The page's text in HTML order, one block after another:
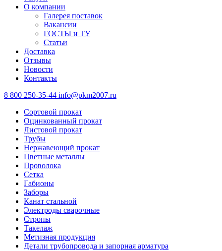
О компании
Галерея поставок
Вакансии
ГОСТЫ и ТУ
Статьи
Доставка
Отзывы
Новости
Контакты
8 800 250-35-44 info@pkm2007.ru
Сортовой прокат
Оцинкованный прокат
Листовой прокат
Трубы
Нержавеющий прокат
Цветные металлы
Проволока
Сетка
Габионы
Заборы
Канат стальной
Электроды сварочные
Стропы
Такелаж
Метизная продукция
Детали трубопровода и запорная арматура